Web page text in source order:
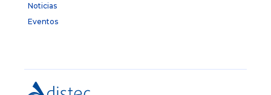
Noticias
Eventos